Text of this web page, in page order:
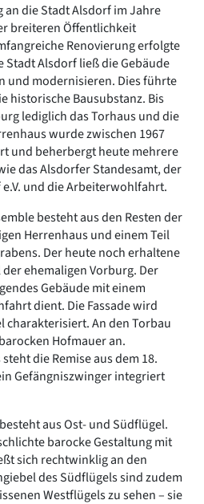
an die Stadt Alsdorf im Jahre
breiteren Öffentlichkeit
Renovierung erfolgte
Stadt Alsdorf ließ die Gebäude
und modernisieren. Dies führte
historische Bausubstanz. Bis
lediglich das Torhaus und die
wurde zwischen 1967
und beherbergt heute mehrere
das Alsdorfer Standesamt, der
und die Arbeiterwohlfahrt.
besteht aus den Resten der
Herrenhaus und einem Teil
Der heute noch erhaltene
ehemaligen Vorburg. Der
Gebäude mit einem
dient. Die Fassade wird
charakterisiert. An den Torbau
Hofmauer an.
die Remise aus dem 18.
Gefängniszwinger integriert
aus Ost- und Südflügel.
barocke Gestaltung mit
sich rechtwinklig an den
des Südflügels sind zudem
Westflügels zu sehen – sie